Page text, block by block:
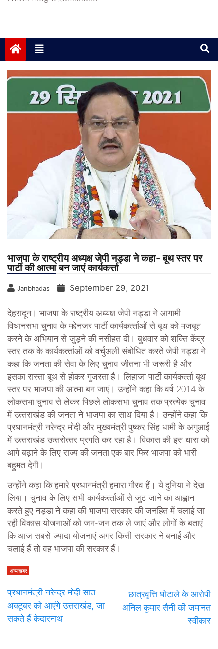
भाजपा के राष्ट्रीय अध्यक्ष जेपी नड्डा ने कहा- बूथ स्तर पर
पार्टी की आत्मा बन जाएं कार्यकर्त्ता
Janbhadas September 29, 2021
देहरादून। भाजपा के राष्‍ट्रीय अध्‍यक्ष जेपी नड्डा ने आगामी
विधानसभा चुनाव के मद्देनजर पार्टी कार्यकर्त्‍ताओं से बूथ को मजबूत
करने के अभियान से जुड़ने की नसीहत दी। बुधवार को शक्ति केंद्र
स्‍तर तक के कार्यकर्त्‍ताओं को वर्चुअली संबोधित करते जेपी नड्डा ने
कहा कि जनता की सेवा के लिए चुनाव जीतना भी जरूरी है और
इसका रास्‍ता बूथ से होकर गुजरता है। लिहाजा पार्टी कार्यकर्त्‍ता बूथ
स्‍तर पर भाजपा की आत्‍मा बन जाएं। उन्‍होंने कहा कि वर्ष 2014 के
लोकसभा चुनाव से लेकर पिछले लोकसभा चुनाव तक प्रत्‍येक चुनाव
में उत्‍तराखंड की जनता ने भाजपा का साथ दिया है। उन्‍होंने कहा कि
प्रधानमंत्री नरेन्‍द्र मोदी और मुख्‍यमंत्री पुष्‍कर सिंह धामी के अगुआई
में उत्‍तराखंड उत्‍तरोत्‍तर प्रगति कर रहा है। विकास की इस धारा को
आगे बढ़ाने के लिए राज्‍य की जनता एक बार फिर भाजपा को भारी
बहुमत देगी।
उन्‍होंने कहा कि हमारे प्रधानमंत्री हमारा गौरव हैं। ये दुनिया ने देख
लिया। चुनाव के लिए सभी कार्यकर्त्‍ताओं से जुट जाने का आह्वान
करते हुए नड्डा ने कहा की भाजपा सरकार की जनहित में चलाई जा
रही विकास योजनाओं को जन-जन तक ले जाएं और लोगों के बताएं
कि आज सबसे ज्यादा योजनाएं अगर किसी सरकार ने बनाई और
चलाई हैं तो वह भाजपा की सरकार हैं।
अन्य खबर
प्रधानमंत्री नरेन्द्र मोदी सात
अक्टूबर को आएंगे उत्तराखंड, जा
सकते हैं केदारनाथ
छात्रवृत्ति घोटाले के आरोपी
अनिल कुमार सैनी की जमानत
स्वीकार